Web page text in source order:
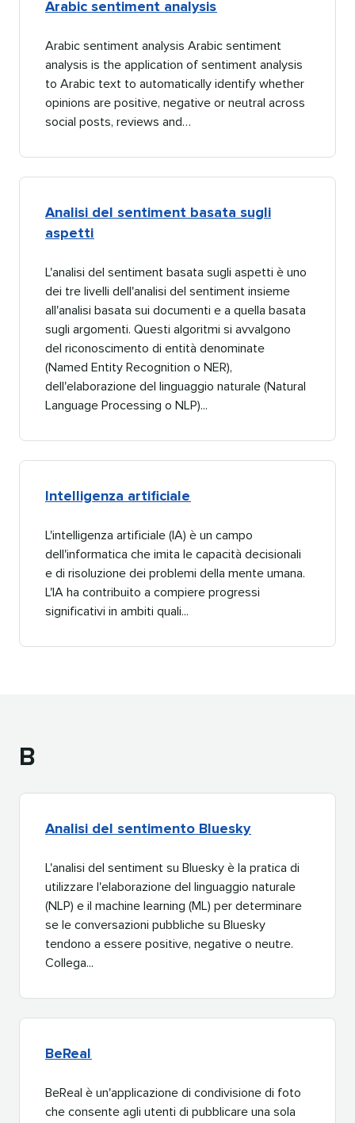
Arabic sentiment analysis​​
Arabic sentiment analysis Arabic sentiment
analysis is the application of sentiment analysis
to Arabic text to automatically identify whether
opinions are positive, negative or neutral across
social posts, reviews and…​​
Analisi del sentiment basata sugli
aspetti​​
L'analisi del sentiment basata sugli aspetti è uno
dei tre livelli dell'analisi del sentiment insieme
all'analisi basata sui documenti e a quella basata
sugli argomenti. Questi algoritmi si avvalgono
del riconoscimento di entità denominate
(Named Entity Recognition o NER),
dell'elaborazione del linguaggio naturale (Natural
Language Processing o NLP)...​​
Intelligenza artificiale​​
L'intelligenza artificiale (IA) è un campo
dell'informatica che imita le capacità decisionali
e di risoluzione dei problemi della mente umana.
L'IA ha contribuito a compiere progressi
significativi in ambiti quali...​​
B​​
Analisi del sentimento Bluesky​​
L'analisi del sentiment su Bluesky è la pratica di
utilizzare l'elaborazione del linguaggio naturale
(NLP) e il machine learning (ML) per determinare
se le conversazioni pubbliche su Bluesky
tendono a essere positive, negative o neutre.
Collega...​​
BeReal​​
BeReal è un'applicazione di condivisione di foto
che consente agli utenti di pubblicare una sola